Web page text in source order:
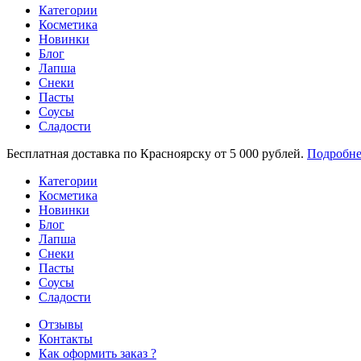
Категории
Косметика
Новинки
Блог
Лапша
Снеки
Пасты
Соусы
Сладости
Бесплатная доставка по Красноярску от 5 000 рублей.
Категории
Косметика
Новинки
Блог
Лапша
Снеки
Пасты
Соусы
Сладости
Отзывы
Контакты
Как оформить заказ ?